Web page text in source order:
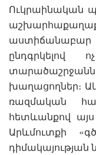
Ուկրաինական
աստիճանաբար
ընդգրկելով
խաղացողներ։
ռազմական
հետևանքով այս
Արևմուտքի